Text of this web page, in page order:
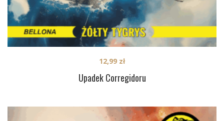
Upadek Corregidoru
12,99 zł